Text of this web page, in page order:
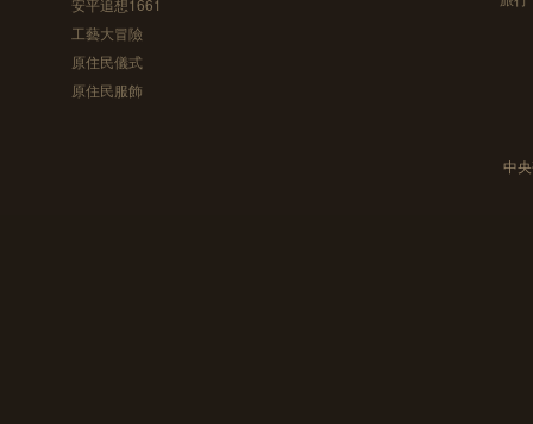
安平追想1661
工藝大冒險
原住民儀式
原住民服飾
中